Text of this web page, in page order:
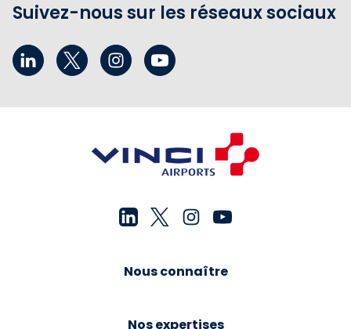
Suivez-nous sur les réseaux sociaux
Nous connaître
Nos expertises